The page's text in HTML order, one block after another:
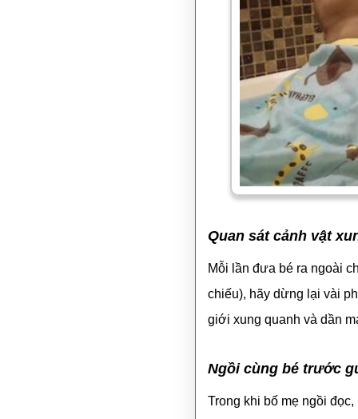
Quan sát cảnh vật
Mỗi lần đưa bé ra ngoài
chiếu), hãy dừng lại vài
giới xung quanh và dần
Ngồi cùng bé trước
Trong khi bố mẹ ngồi